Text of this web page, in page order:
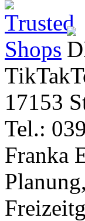
17153
Tel.:
Franka